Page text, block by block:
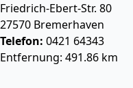
Friedrich-Ebert-Str. 80
27570 Bremerhaven
Telefon: 0421 64343
Entfernung: 491.86 km